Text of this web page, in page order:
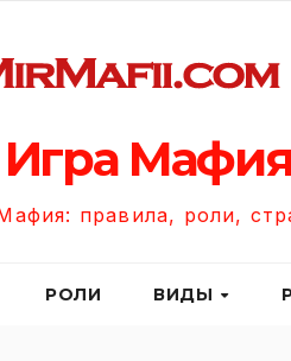
Игра Мафия
правила, роли,
РОЛИ ВИДЫ